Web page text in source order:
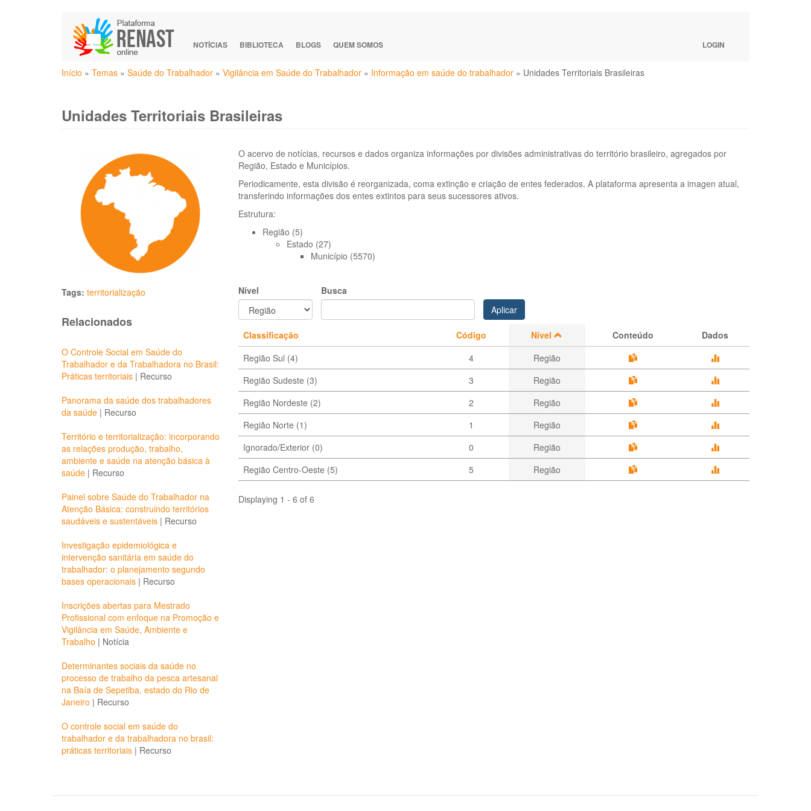
NOTÍCIAS BIBLIOTECA BLOGS QUEM SOMOS LOGIN
Você
Início » Temas » Saúde do Trabalhador » Vigilância em Saúde do Trabalhador » Informação em saúde do trabalhador » Unidades Territoriais Brasileiras
Unidades Territoriais Brasileiras
Tags: territorialização
Relacionados
O Controle Social em Saúde do
Trabalhador e da Trabalhadora no Brasil:
Práticas territoriais | Recurso
Panorama da saúde dos trabalhadores
da saúde | Recurso
Território e territorialização: incorporando
as relações produção, trabalho,
ambiente e saúde na atenção básica à
saúde | Recurso
Painel sobre Saúde do Trabalhador na
Atenção Básica: construindo territórios
saudáveis e sustentáveis | Recurso
Investigação epidemiológica e
intervenção sanitária em saúde do
trabalhador: o planejamento segundo
bases operacionais | Recurso
Inscrições abertas para Mestrado
Profissional com enfoque na Promoção e
Vigilância em Saúde, Ambiente e
Trabalho | Notícia
Determinantes sociais da saúde no
processo de trabalho da pesca artesanal
na Baía de Sepetiba, estado do Rio de
Janeiro | Recurso
O controle social em saúde do
trabalhador e da trabalhadora no brasil:
práticas territoriais | Recurso
O acervo de notícias, recursos e dados organiza informações por divisões administrativas do território brasileiro, agregados por
Região, Estado e Municípios.
Periodicamente, esta divisão é reorganizada, coma extinção e criação de entes federados. A plataforma apresenta a imagen atual,
transferindo informações dos entes extintos para seus sucessores ativos.
Estrutura:
Região (5)
Estado (27)
Município (5570)
Nível
Busca
Aplicar
Classificação Código Nível Conteúdo
Dados
Região Sul (4)
4
Região
Região Sudeste (3)
3
Região
Região Nordeste (2)
2
Região
Região Norte (1)
1
Região
Ignorado/Exterior (0)
0
Região
Região Centro-Oeste (5)
5 Região
Displaying 1 - 6 of 6